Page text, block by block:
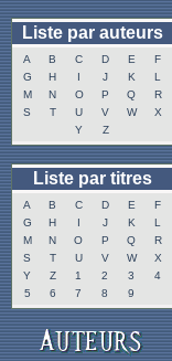
Liste par auteurs
A B C D E
F
G
H I J K
L
M
N O P Q
R
S
T U V W
X
Y
Z
Liste par titres
A B C D E
F
G
H I J K
L
M
N O P Q
R
S
T U V W
X
Y
Z 1 2 3
4
5
6 7 8 9